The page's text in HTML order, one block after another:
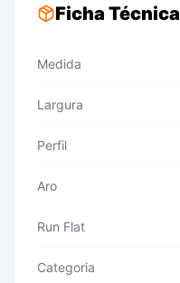
Ficha Técnica
Medida
Largura
Perfil
Aro
Run Flat
Categoria